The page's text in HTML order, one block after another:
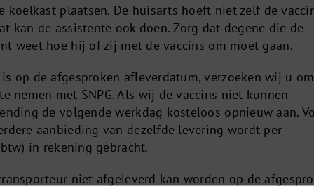
koelkast plaatsen. De huisarts hoeft niet zelf de
kan de assistente ook doen. Zorg dat degene die de
weet hoe hij of zij met de vaccins om moet gaan.
op de afgesproken afleverdatum, verzoeken wij u
nemen met SNPG. Als wij de vaccins niet kunnen
de volgende werkdag kosteloos opnieuw aan.
aanbieding van dezelfde levering wordt per
in rekening gebracht.
niet afgeleverd kan worden op de